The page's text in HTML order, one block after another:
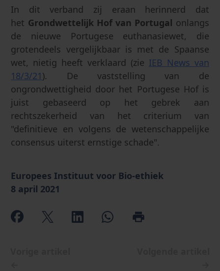
In dit verband zij eraan herinnerd dat
het Grondwettelijk Hof van Portugal onlangs
de nieuwe Portugese euthanasiewet, die
grotendeels vergelijkbaar is met de Spaanse
wet, nietig heeft verklaard (zie IEB News van
18/3/21 ). De vaststelling van de
ongrondwettigheid door het Portugese Hof is
juist gebaseerd op het gebrek aan
rechtszekerheid van het criterium van
"definitieve en volgens de wetenschappelijke
consensus uiterst ernstige schade".
Europees Instituut voor Bio-ethiek
8 april 2021